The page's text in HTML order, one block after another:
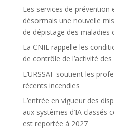
Les services de
désormais une nouvelle
de dépistage des maladies
La CNIL rappelle les
de contrôle de l’activité des
L’URSSAF soutient les
récents incendies
L’entrée en vigueur des
aux systèmes d’IA
est reportée à 2027